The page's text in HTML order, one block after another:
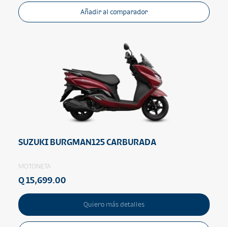
Añadir al comparador
SUZUKI BURGMAN125 CARBURADA
MOTONETA
Q 15,699.00
Quiero más detalles